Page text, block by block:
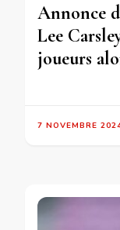
Annonce
Lee
joueurs
7 NOVEMBRE